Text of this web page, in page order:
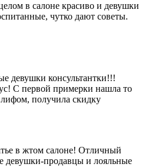
в салоне красиво и девушки
чутко дают советы.
девушки консультантки!!!
С первой примерки нашла то
получила скидку
в жтом салоне! Отличный
девушки-продавцы и лояльные